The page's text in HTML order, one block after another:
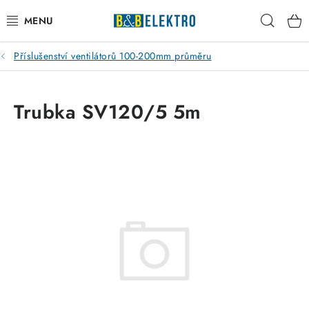
na
obsah
Reklamace / Vrácení zboží
Příslušenství ventilátorů 100-200mm průměru
Trubka SV120/5 5m